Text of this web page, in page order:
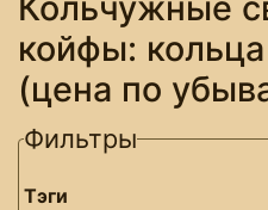
койфы:
(цена по
Фильтры
Тэги